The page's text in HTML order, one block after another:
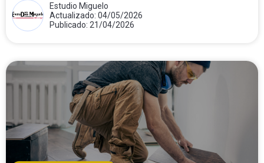
Estudio Miguelo
Actualizado: 04/05/2026
Publicado: 21/04/2026